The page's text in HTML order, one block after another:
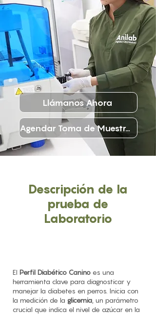
Llámanos Ahora
Agendar Toma de Muestras
Descripción de la
prueba de
Laboratorio
El Perfil Diabético Canino es una
herramienta clave para diagnosticar y
manejar la diabetes en perros. Inicia con
la medición de la glicemia , un parámetro
crucial que indica el nivel de azúcar en la